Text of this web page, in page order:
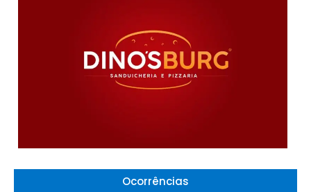
Ocorrências